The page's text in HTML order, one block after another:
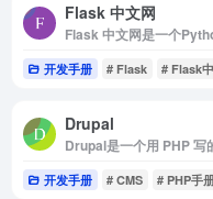
Flask 中文网
Flask 中文网是一个
开发手册 # Flask # Flask
Drupal
开发手册 # CMS # PHP手